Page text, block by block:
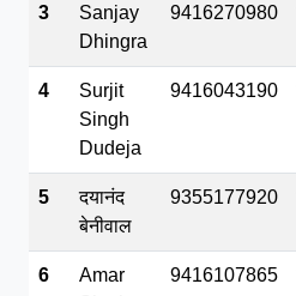
3
Sanjay
Dhingra
9416270980
4
Surjit
Singh
Dudeja
9416043190
5
दयानंद
बेनीवाल
9355177920
6
Amar
9416107865